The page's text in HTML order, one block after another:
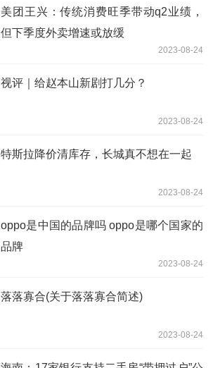
美团王兴：传统消费旺季带动q2业绩，
但下季度外卖增速或放缓
2023-08-24
视评｜给赵本山新剧打几分？
2023-08-24
特斯拉降价清库存，长城真不想在一起
2023-08-24
oppo是中国的品牌吗 oppo是哪个国家的
品牌
2023-08-24
落落寡合(关于落落寡合简述)
2023-08-24